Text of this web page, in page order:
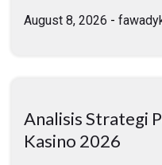
August 8, 2026 -
Analisis Strategi
Kasino 2026